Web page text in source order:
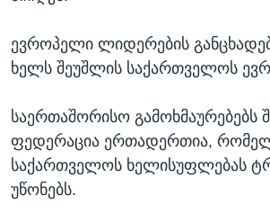
ევროპელი ლიდერების
ხელს შეუშლის საქართველოს
საერთაშორისო გამოხმაურებებს
ფედერაცია ერთადერთია,
საქართველოს ხელისუფლებას
უწონებს.